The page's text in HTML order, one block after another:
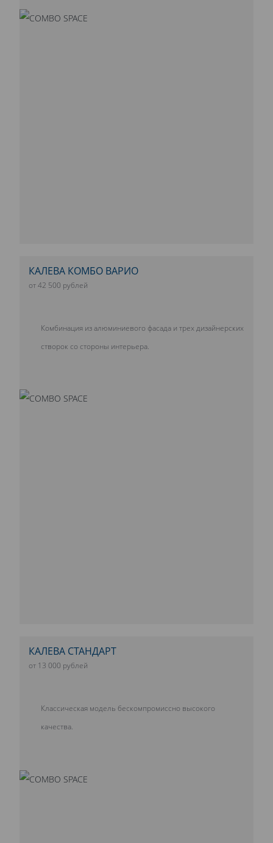
КАЛЕВА КОМБО ВАРИО
от 42 500 рублей
Комбинация из алюминиевого фасада и трех дизайнерских
створок со стороны интерьера.
КАЛЕВА СТАНДАРТ
от 13 000 рублей
Классическая модель бескомпромиссно высокого
качества.